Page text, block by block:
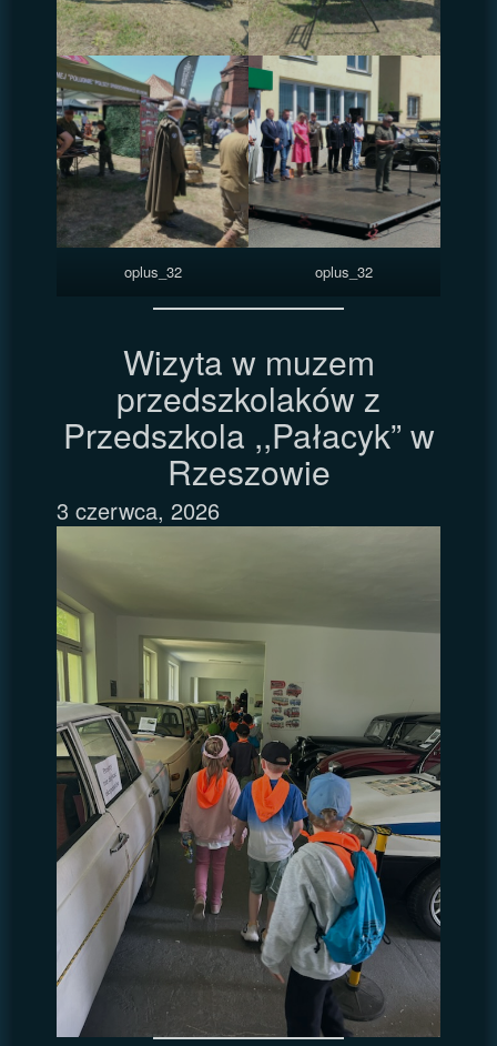
oplus_32 oplus_32
Wizyta w muzem
przedszkolaków z
Przedszkola ,,Pałacyk” w
Rzeszowie
3 czerwca, 2026